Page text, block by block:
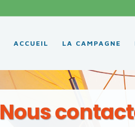
ACCUEIL LA CAMPAGNE
Nous